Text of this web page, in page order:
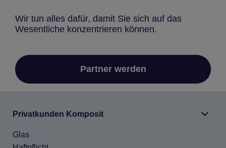
Wir tun alles dafür, damit Sie sich auf das
Wesentliche konzentrieren können.
Partner werden
Pri­vat­kun­den Kom­po­sit
Glas